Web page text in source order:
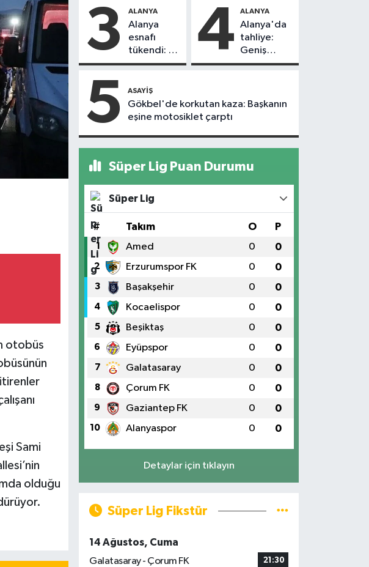
otobüs
Sami
olduğu
3 ALANYA
Alanya
esnafı
tükendi: 1
ayda 150
kapandı
4 ALANYA
Alanya'da
tahliye:
Geniş
güvenlik
5 ASAYIŞ
Gökbel'de korkutan kaza: Başkanın
eşine motosiklet çarptı
Süper Lig Puan Durumu
Süper Lig
# Takım O P
1 Amed 0 0
2 Erzurumspor FK 0 0
3 Başakşehir 0 0
4 Kocaelispor 0 0
5 Beşiktaş 0 0
6 Eyüpspor 0 0
7 Galatasaray 0 0
8 Çorum FK 0 0
9 Gaziantep FK 0 0
10 Alanyaspor 0 0
Detaylar için tıklayın
Süper Lig Fikstür
14 Ağustos, Cuma
Galatasaray - Çorum FK
21:30